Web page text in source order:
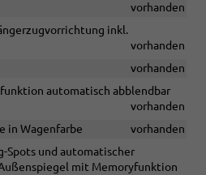
vorhanden
inkl.
vorhanden
vorhanden
automatisch abblendbar
vorhanden
in Wagenfarbe
vorhanden
Spots und automatischer
mit Memoryfunktion